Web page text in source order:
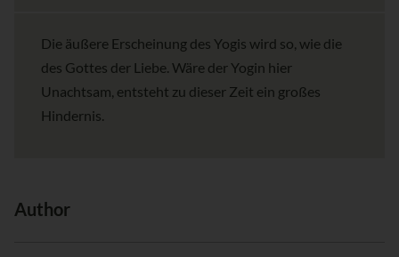
Die äußere Erscheinung des Yogis wird so, wie die
des Gottes der Liebe. Wäre der Yogin hier
Unachtsam, entsteht zu dieser Zeit ein großes
Hindernis.
Author